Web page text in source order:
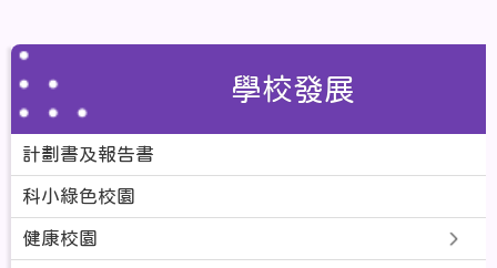
學校發展
計劃書及報告書
科小綠色校園
健康校園